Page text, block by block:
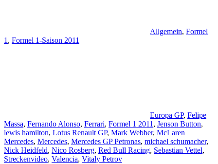
Allgemein, Formel
1 , Formel 1-Saison 2011
Europa GP, Felipe
Massa, Fernando Alonso, Ferrari, Formel 1 2011 , Jenson Button,
lewis hamilton, Lotus Renault GP, Mark Webber, McLaren
Mercedes, Mercedes, Mercedes GP Petronas, michael schumacher,
Nick Heidfeld, Nico Rosberg, Red Bull Racing, Sebastian Vettel,
Streckenvideo, Valencia, Vitaly Petrov